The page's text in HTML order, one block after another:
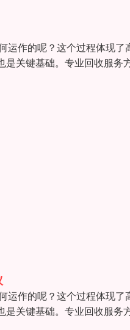
作的呢？这个过程体现
关键基础。专业回收服
作的呢？这个过程体现
关键基础。专业回收服